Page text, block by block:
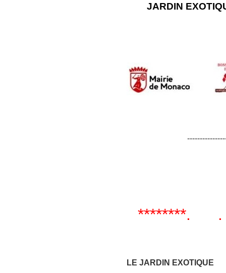
JARDIN
********. .
LE JARDIN EXOTIQUE